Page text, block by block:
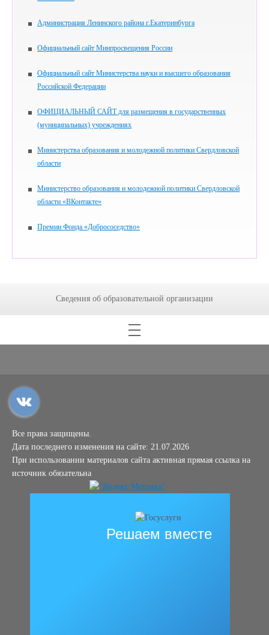
Администрация Ленинского района г.Екатеринбурга
Официальный сайт Минпросвещения России
Официальный сайт Министерства науки и высшего образования
Российской Федерации
ОФИЦИАЛЬНЫЙ САЙТ для размещения в государственных
(муниципальных) учреждениях
Министерства образования и молодежной политики Свердловской
области
Министерство образования и молодежной политики Свердловской
области «ВКонтакте»
Премии Фонда «Добрососедство»
Сведения об образовательной организации
Все права защищены.
Дата последнего изменения на сайте: 21.07.2026
При использовании материалов сайта активная прямая ссылка на
источник обязательна
Решаем вместе